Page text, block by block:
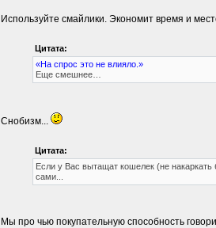
Используйте смайлики. Экономит время и
Цитата:
«На спрос это не влияло.»
Еще смешнее…
Снобизм...
Цитата:
Если у Вас вытащат кошелек (не
сами...
Мы про чью покупательную способность